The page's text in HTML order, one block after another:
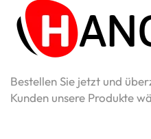
Bestellen Sie jetzt und
Kunden unsere Produkte